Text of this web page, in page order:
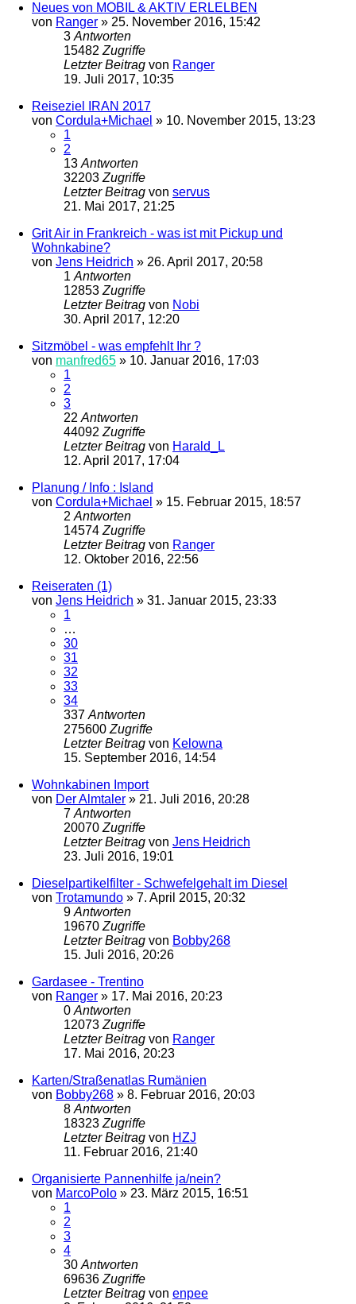
Neues von MOBIL & AKTIV ERLELBEN
von Ranger » 25. November 2016, 15:42
3 Antworten
15482 Zugriffe
Letzter Beitrag von Ranger
19. Juli 2017, 10:35
Reiseziel IRAN 2017
von Cordula+Michael » 10. November 2015, 13:23
1
2
13 Antworten
32203 Zugriffe
Letzter Beitrag von servus
21. Mai 2017, 21:25
Grit Air in Frankreich - was ist mit Pickup und
Wohnkabine?
von Jens Heidrich » 26. April 2017, 20:58
1 Antworten
12853 Zugriffe
Letzter Beitrag von Nobi
30. April 2017, 12:20
Sitzmöbel - was empfehlt Ihr ?
von manfred65 » 10. Januar 2016, 17:03
1
2
3
22 Antworten
44092 Zugriffe
Letzter Beitrag von Harald_L
12. April 2017, 17:04
Planung / Info : Island
von Cordula+Michael » 15. Februar 2015, 18:57
2 Antworten
14574 Zugriffe
Letzter Beitrag von Ranger
12. Oktober 2016, 22:56
Reiseraten (1)
von Jens Heidrich » 31. Januar 2015, 23:33
1
…
30
31
32
33
34
337 Antworten
275600 Zugriffe
Letzter Beitrag von Kelowna
15. September 2016, 14:54
Wohnkabinen Import
von Der Almtaler » 21. Juli 2016, 20:28
7 Antworten
20070 Zugriffe
Letzter Beitrag von Jens Heidrich
23. Juli 2016, 19:01
Dieselpartikelfilter - Schwefelgehalt im Diesel
von Trotamundo » 7. April 2015, 20:32
9 Antworten
19670 Zugriffe
Letzter Beitrag von Bobby268
15. Juli 2016, 20:26
Gardasee - Trentino
von Ranger » 17. Mai 2016, 20:23
0 Antworten
12073 Zugriffe
Letzter Beitrag von Ranger
17. Mai 2016, 20:23
Karten/Straßenatlas Rumänien
von Bobby268 » 8. Februar 2016, 20:03
8 Antworten
18323 Zugriffe
Letzter Beitrag von HZJ
11. Februar 2016, 21:40
Organisierte Pannenhilfe ja/nein?
von MarcoPolo » 23. März 2015, 16:51
1
2
3
4
30 Antworten
69636 Zugriffe
Letzter Beitrag von enpee